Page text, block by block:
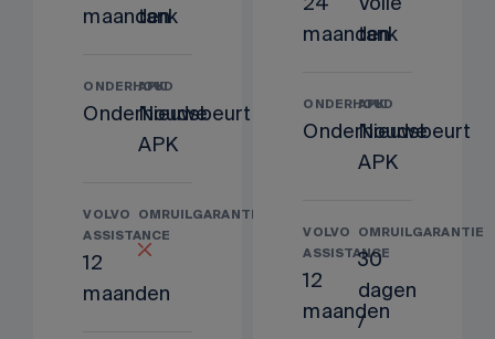
maanden
tank
ONDERHOUD
Onderhoudsbeurt
APK
Nieuwe
APK
VOLVO
ASSISTANCE
12
maanden
OMRUILGARANTIE
maanden
tank
ONDERHOUD
Onderhoudsbeurt
APK
Nieuwe
APK
VOLVO
ASSISTANCE
12
maanden
OMRUILGARANTIE
30
dagen
/